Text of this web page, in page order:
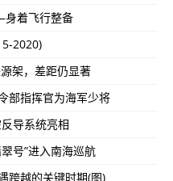
身着飞行整备
2020)
架，差距仍显著
部指挥官为海军少将
导系统亮相
号”进入南海巡航
跨越的关键时期(图)